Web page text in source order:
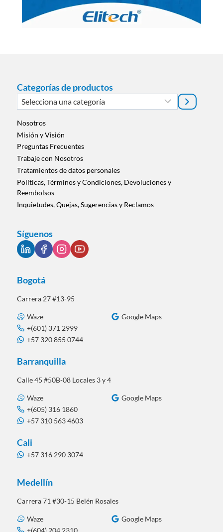
Categorías de productos
Selecciona
una
categoría
Nosotros
Misión y Visión
Preguntas Frecuentes
Trabaje con Nosotros
Tratamientos de datos personales
Políticas, Términos y Condiciones, Devoluciones y
Reembolsos
Inquietudes, Quejas, Sugerencias y Reclamos
Síguenos
Bogotá
Carrera 27 #13-95
Waze
Google Maps
+(601) 371 2999
+57 320 855 0744
Barranquilla
Calle 45 #50B-08 Locales 3 y 4
Waze
Google Maps
+(605) 316 1860
+57 310 563 4603
Cali
+57 316 290 3074
Medellín
Carrera 71 #30-15 Belén Rosales
Waze
Google Maps
+(604) 204 2310